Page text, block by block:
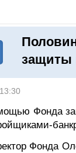
защиты
Фонда
Фонда